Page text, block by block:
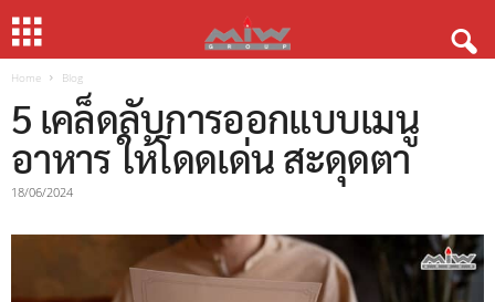
Home Blog
5 เคล็ดลับการออกแบบเมนู
อาหาร ให้โดดเด่น สะดุดตา
18/06/2024